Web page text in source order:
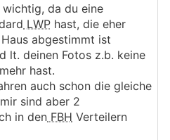
da du eine
LWP hast, die eher
abgestimmt ist
lt. deinen Fotos z.b. keine
hast.
auch schon die gleiche
sind aber 2
in den FBH Verteilern